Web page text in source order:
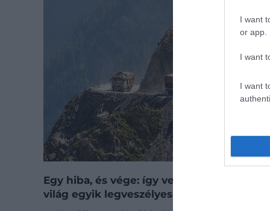
I want
or app.
I want
I want
Egy hiba, és vége: így vezetnek kamiont a
világ egyik legveszélyesebb útján